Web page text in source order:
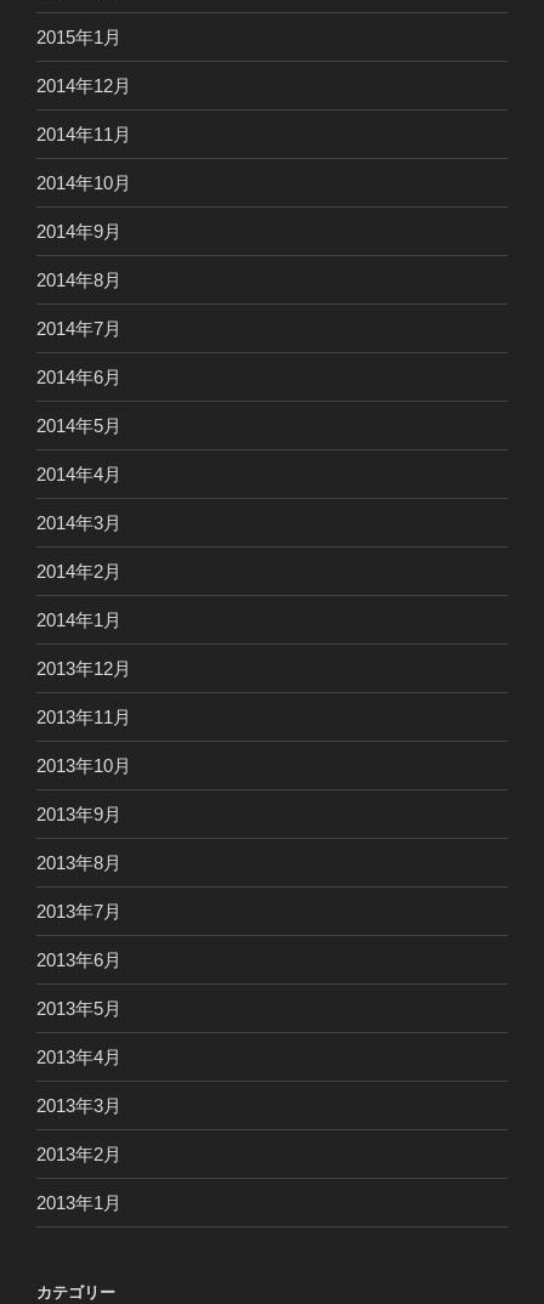
2015年1月
2014年12月
2014年11月
2014年10月
2014年9月
2014年8月
2014年7月
2014年6月
2014年5月
2014年4月
2014年3月
2014年2月
2014年1月
2013年12月
2013年11月
2013年10月
2013年9月
2013年8月
2013年7月
2013年6月
2013年5月
2013年4月
2013年3月
2013年2月
2013年1月
カテゴリー